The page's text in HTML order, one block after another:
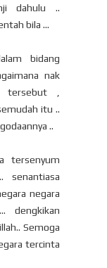
dahulu ..
bila ...
bidang
nak
tersebut ,
itu ..
..
tersenyum
senantiasa
negara
dengkikan
Semoga
tercinta